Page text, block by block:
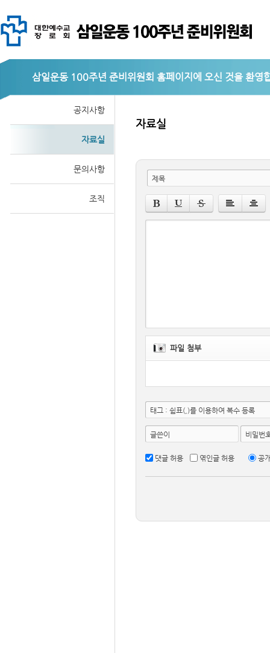
삼일운동 100주년 준비위원회
공지사항
자료실
문의사항
조직
자료실
제목
파일 첨부
태그 : 쉼표(,)를 이용하여 복수 등록
글쓴이 비밀번
댓글 허용 엮인글 허용 공